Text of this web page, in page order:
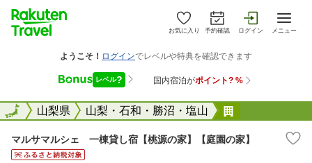
お気に入り 予約確認 ログイン メニュー
全国山梨県 山梨・石和・勝沼・塩山
全国
マルサマルシェ 一棟貸し宿【桃源の家】【庭園の家】